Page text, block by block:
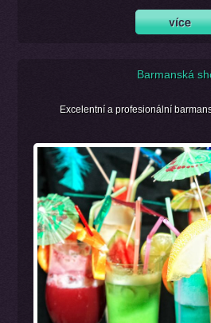
Barmanská
Excelentní a profesionální